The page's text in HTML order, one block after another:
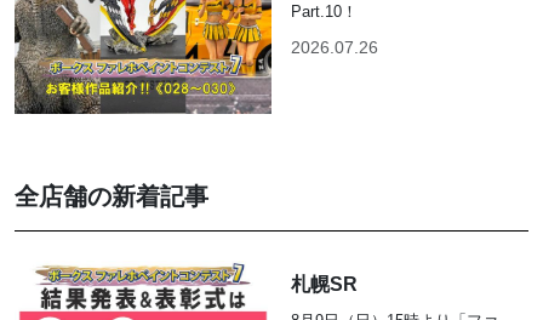
Part.10！
2026.07.26
全店舗の新着記事
札幌SR